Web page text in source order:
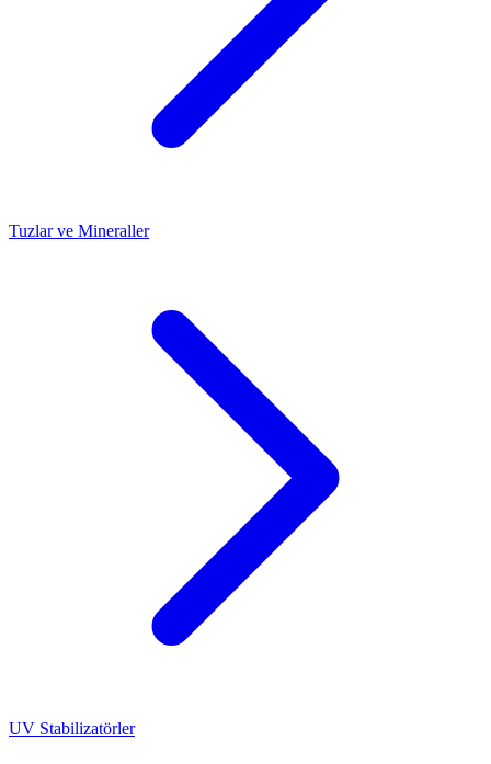
Tuzlar ve Mineraller
UV Stabilizatörler